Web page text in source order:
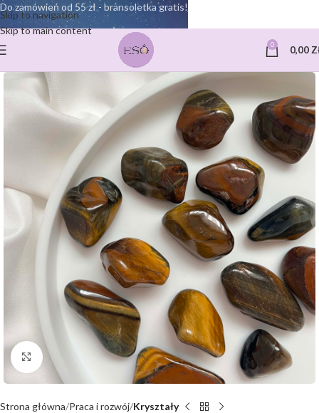
Skip to navigation
Skip to main content
0 0,00
Click to enlarge
Strona główna Praca i rozwój Kryształy
Do zamówień od 55 zł - bransoletka gratis!